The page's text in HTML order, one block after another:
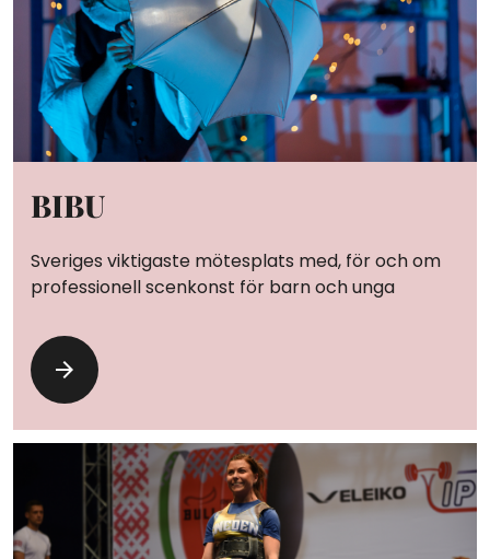
BIBU
Sveriges viktigaste mötesplats med, för och om
professionell scenkonst för barn och unga